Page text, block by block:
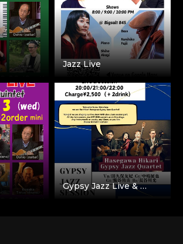
Jazz Live
Gypsy Jazz Live & …